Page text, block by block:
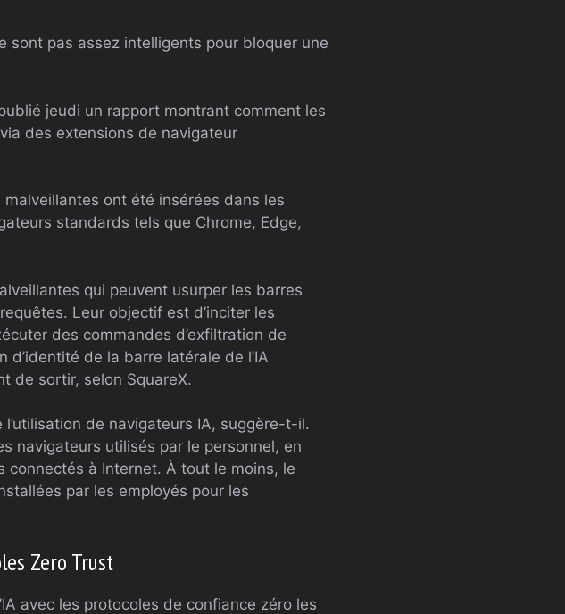
sont pas assez intelligents pour bloquer une
jeudi un rapport montrant comment les
des extensions de navigateur
malveillantes ont été insérées dans les
standards tels que Chrome, Edge,
qui peuvent usurper les barres
Leur objectif est d’inciter les
des commandes d’exfiltration de
de la barre latérale de l’IA
de sortir, selon SquareX.
de navigateurs IA, suggère-t-il.
navigateurs utilisés par le personnel, en
connectés à Internet. À tout le moins, le
par les employés pour les
Zero Trust
avec les protocoles de confiance zéro les